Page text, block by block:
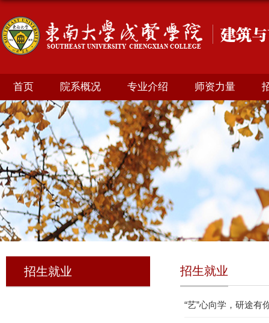
首页 院系概况 专业介绍 师资力量
招生就业 招生就业
“艺”心向学，研途有